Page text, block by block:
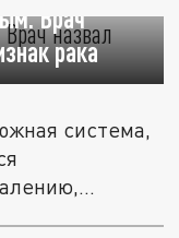
Врач
рака
система,